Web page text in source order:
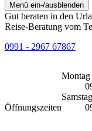
Menü ein-/ausblenden
Gut beraten in den
Reise-Beratung vom
0991 - 2967 67867
Öffnungszeiten
Montag